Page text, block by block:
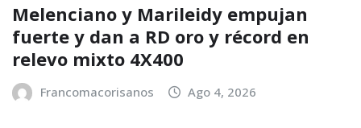
Melenciano y Marileidy empujan
fuerte y dan a RD oro y récord en
relevo mixto 4X400
Francomacorisanos Ago 4, 2026